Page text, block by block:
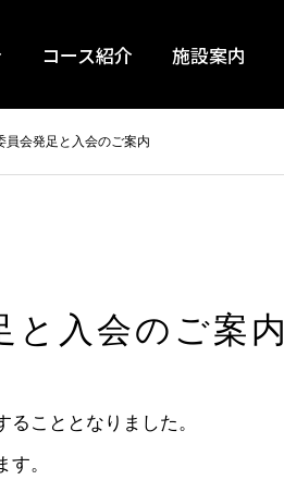
コース紹介 施設案内
員会発足と入会のご案内
と入会のご案内
こととなりました。
。